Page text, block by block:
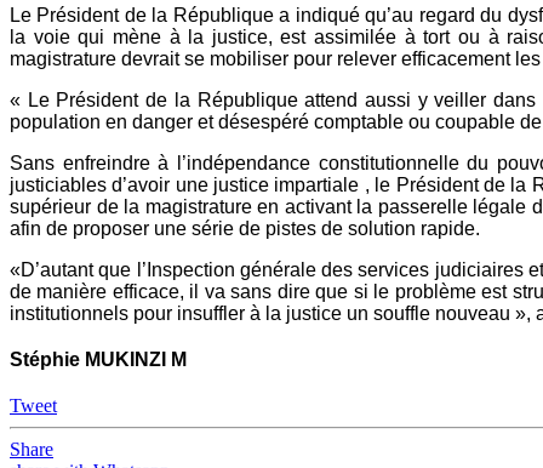
Le Président de la République a indiqué qu’au regard du
la voie qui mène à la justice, est assimilée à tort ou à
magistrature devrait se mobiliser pour relever efficacement
« Le Président de la République attend aussi y veiller
population en danger et désespéré comptable ou coupable
Sans enfreindre à l’indépendance constitutionnelle du
justiciables d’avoir une justice impartiale , le Président de
supérieur de la magistrature en activant la passerelle légale
afin de proposer une série de pistes de solution rapide.
«D’autant que l’Inspection générale des services judiciaires
de manière efficace, il va sans dire que si le problème est
institutionnels pour insuffler à la justice un souffle nouveau »,
Stéphie MUKINZI M
Tweet
Share